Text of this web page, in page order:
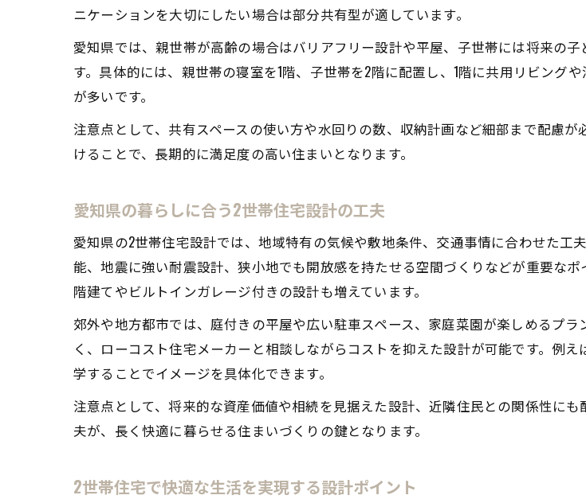
家族の安心を守る2世帯住宅
2世帯住宅注文時に考える
ローコストで実現する二世帯住
ローコスト住宅で叶える2
快適共生を支える最新設計トレ
最新トレンドを取り入れた
共生重視の2世帯住宅におす
2世帯住宅設計の最新技術
快適な共生を目指す2世帯
ニケーションを大切にしたい場合は部分共有型が適しています。
愛知県では、親世帯が高齢の場合はバリアフリー設計や平屋、子世帯には将来の
す。具体的には、親世帯の寝室を1階、子世帯を2階に配置し、1階に共用リビング
が多いです。
注意点として、共有スペースの使い方や水回りの数、収納計画など細部まで配慮
けることで、長期的に満足度の高い住まいとなります。
愛知県の暮らしに合う2世帯住宅設計の工夫
愛知県の2世帯住宅設計では、地域特有の気候や敷地条件、交通事情に合わせた
能、地震に強い耐震設計、狭小地でも開放感を持たせる空間づくりなどが重要な
階建てやビルトインガレージ付きの設計も増えています。
郊外や地方都市では、庭付きの平屋や広い駐車スペース、家庭菜園が楽しめるプ
く、ローコスト住宅メーカーと相談しながらコストを抑えた設計が可能です。例
学することでイメージを具体化できます。
注意点として、将来的な資産価値や相続を見据えた設計、近隣住民との関係性に
夫が、長く快適に暮らせる住まいづくりの鍵となります。
2世帯住宅で快適な生活を実現する設計ポイント